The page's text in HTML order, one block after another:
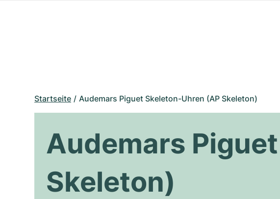
Startseite Audemars Piguet Skeleton-Uhren (AP Skeleton)
Audemars
Skeleton)